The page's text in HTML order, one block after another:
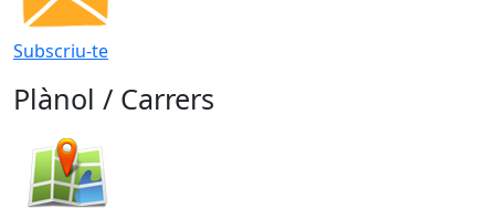
Subscriu-te
Plànol / Carrers